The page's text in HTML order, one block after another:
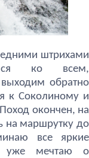
штрихами
ко всем,
обратно
к Соколиному и
окончен, на
на маршрутку до
все яркие
уже мечтаю о